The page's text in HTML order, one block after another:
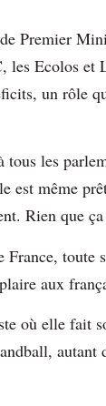
Premier
les Ecolos
un rôle
les
est même
Rien que
toute
aux
où elle fait